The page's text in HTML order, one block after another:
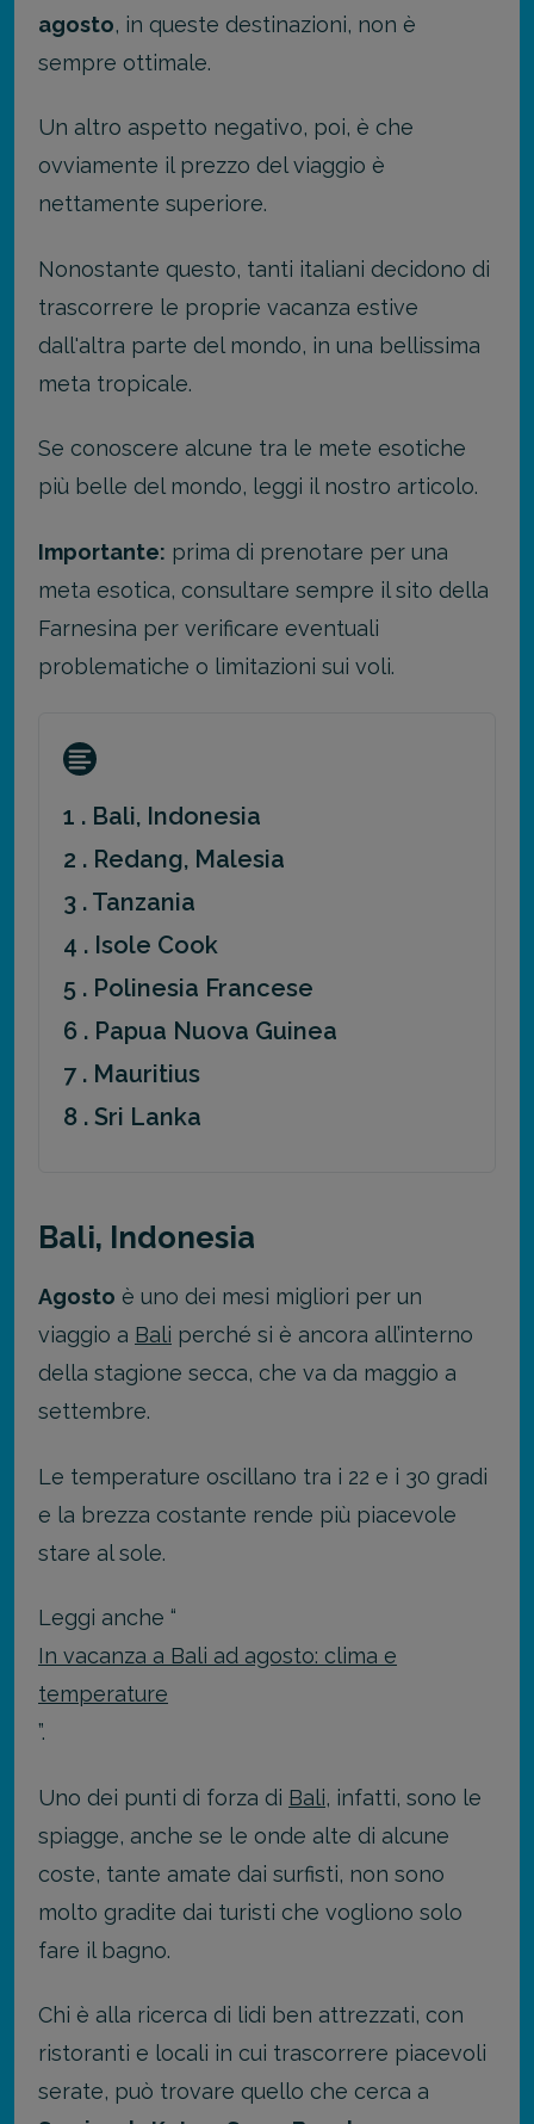
agosto, in queste destinazioni, non è
sempre ottimale.
Un altro aspetto negativo, poi, è che
ovviamente il prezzo del viaggio è
nettamente superiore.
Nonostante questo, tanti italiani decidono di
trascorrere le proprie vacanza estive
dall'altra parte del mondo, in una bellissima
meta tropicale.
Se conoscere alcune tra le mete esotiche
più belle del mondo, leggi il nostro articolo.
Importante: prima di prenotare per una
meta esotica, consultare sempre il sito della
Farnesina per verificare eventuali
problematiche o limitazioni sui voli.
1 . Bali, Indonesia
2 . Redang, Malesia
3 . Tanzania
4 . Isole Cook
5 . Polinesia Francese
6 . Papua Nuova Guinea
7 . Mauritius
8 . Sri Lanka
Bali, Indonesia
Agosto è uno dei mesi migliori per un
viaggio a Bali perché si è ancora all’interno
della stagione secca, che va da maggio a
settembre.
Le temperature oscillano tra i 22 e i 30 gradi
e la brezza costante rende più piacevole
stare al sole.
Leggi anche “
In vacanza a Bali ad agosto: clima e
temperature
”.
Uno dei punti di forza di Bali, infatti, sono le
spiagge, anche se le onde alte di alcune
coste, tante amate dai surfisti, non sono
molto gradite dai turisti che vogliono solo
fare il bagno.
Chi è alla ricerca di lidi ben attrezzati, con
ristoranti e locali in cui trascorrere piacevoli
serate, può trovare quello che cerca a